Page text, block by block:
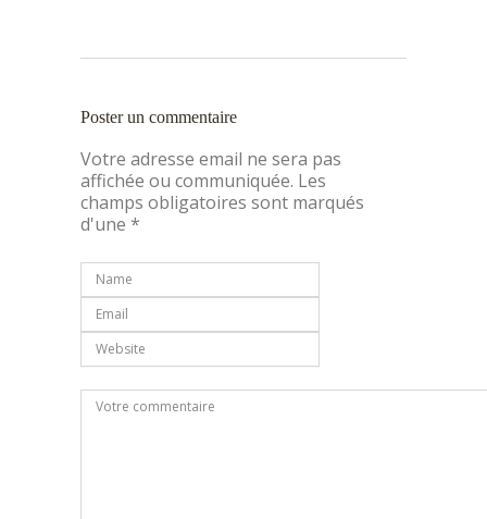
Poster un commentaire
Votre adresse email ne sera pas
affichée ou communiquée. Les
champs obligatoires sont marqués
d'une *